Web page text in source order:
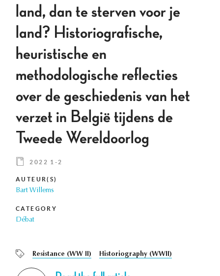
land, dan te sterven voor je
land? Historiografische,
heuristische en
methodologische reflecties
over de geschiedenis van het
verzet in België tijdens de
Tweede Wereldoorlog
2022 1-2
AUTEUR(S)
Bart Willems
CATEGORY
Débat
Resistance (WW II) Historiography (WWII)